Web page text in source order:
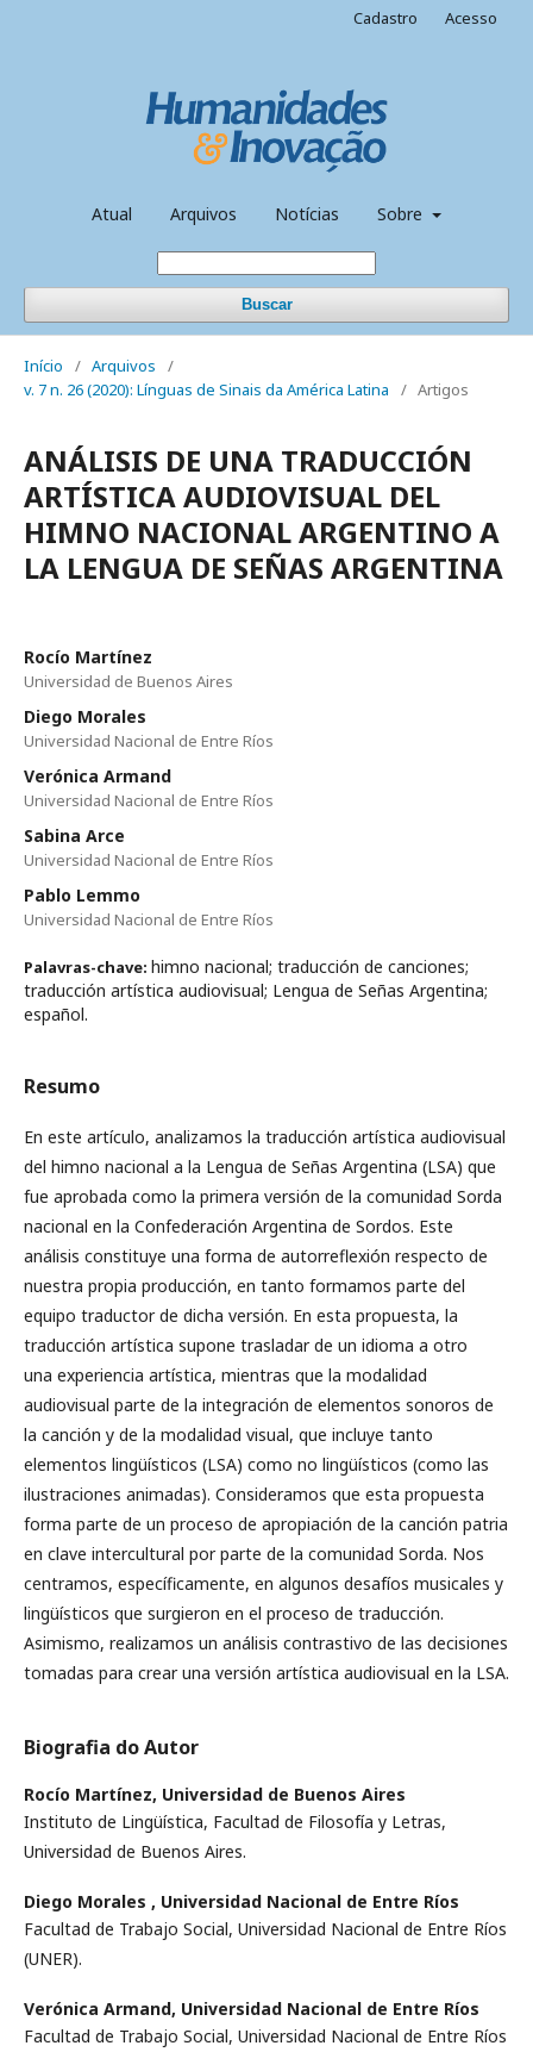
Atual Arquivos Notícias Sobre
Buscar
Cadastro Acesso
Início / Arquivos
/
v. 7 n. 26 (2020): Línguas de Sinais da América Latina
/ Artigos
ANÁLISIS DE UNA TRADUCCIÓN
ARTÍSTICA AUDIOVISUAL DEL
HIMNO NACIONAL ARGENTINO A
LA LENGUA DE SEÑAS ARGENTINA
Rocío Martínez
Universidad de Buenos Aires
Diego Morales
Universidad Nacional de Entre Ríos
Verónica Armand
Universidad Nacional de Entre Ríos
Sabina Arce
Universidad Nacional de Entre Ríos
Pablo Lemmo
Universidad Nacional de Entre Ríos
Palavras-chave: himno nacional; traducción de canciones;
traducción artística audiovisual; Lengua de Señas Argentina;
español.
Resumo
En este artículo, analizamos la traducción artística audiovisual
del himno nacional a la Lengua de Señas Argentina (LSA) que
fue aprobada como la primera versión de la comunidad Sorda
nacional en la Confederación Argentina de Sordos. Este
análisis constituye una forma de autorreflexión respecto de
nuestra propia producción, en tanto formamos parte del
equipo traductor de dicha versión. En esta propuesta, la
traducción artística supone trasladar de un idioma a otro
una experiencia artística, mientras que la modalidad
audiovisual parte de la integración de elementos sonoros de
la canción y de la modalidad visual, que incluye tanto
elementos lingüísticos (LSA) como no lingüísticos (como las
ilustraciones animadas). Consideramos que esta propuesta
forma parte de un proceso de apropiación de la canción patria
en clave intercultural por parte de la comunidad Sorda. Nos
centramos, específicamente, en algunos desafíos musicales y
lingüísticos que surgieron en el proceso de traducción.
Asimismo, realizamos un análisis contrastivo de las decisiones
tomadas para crear una versión artística audiovisual en la LSA.
Biografia do Autor
Rocío Martínez, Universidad de Buenos Aires
Instituto de Lingüística, Facultad de Filosofía y Letras,
Universidad de Buenos Aires.
Diego Morales , Universidad Nacional de Entre Ríos
Facultad de Trabajo Social, Universidad Nacional de Entre Ríos
(UNER).
Verónica Armand, Universidad Nacional de Entre Ríos
Facultad de Trabajo Social, Universidad Nacional de Entre Ríos